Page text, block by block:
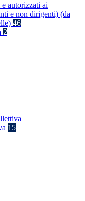
autorizzati ai
e non dirigenti) (da
46
2
15